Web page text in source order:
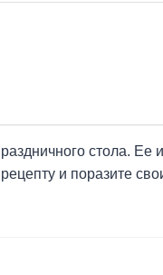
стола. Ее
и поразите